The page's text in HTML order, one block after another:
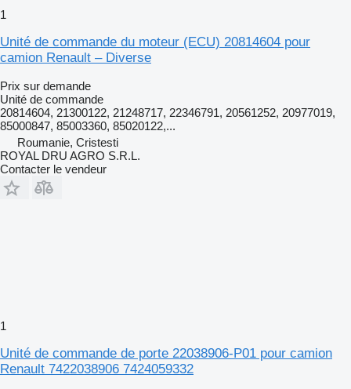
1
Unité de commande du moteur (ECU) 20814604 pour
camion Renault – Diverse
Prix sur demande
Unité de commande
20814604, 21300122, 21248717, 22346791, 20561252, 20977019,
85000847, 85003360, 85020122,...
Roumanie, Cristesti
ROYAL DRU AGRO S.R.L.
Contacter le vendeur
1
Unité de commande de porte 22038906-P01 pour camion
Renault 7422038906 7424059332